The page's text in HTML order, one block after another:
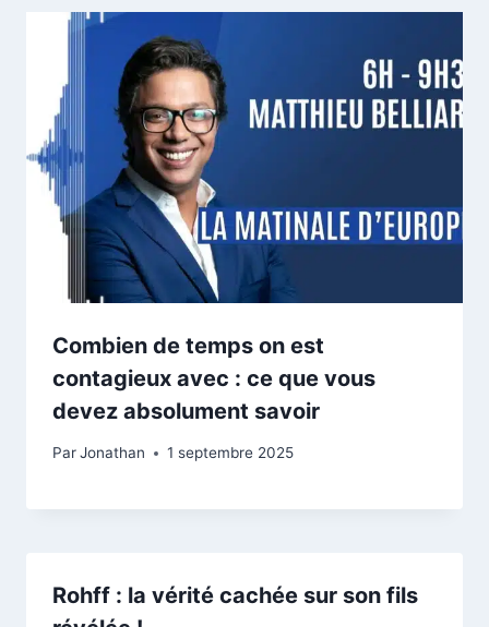
Combien de temps on est
contagieux avec : ce que vous
devez absolument savoir
ParJonathan 1 septembre 2025
Rohff : la vérité cachée sur son fils